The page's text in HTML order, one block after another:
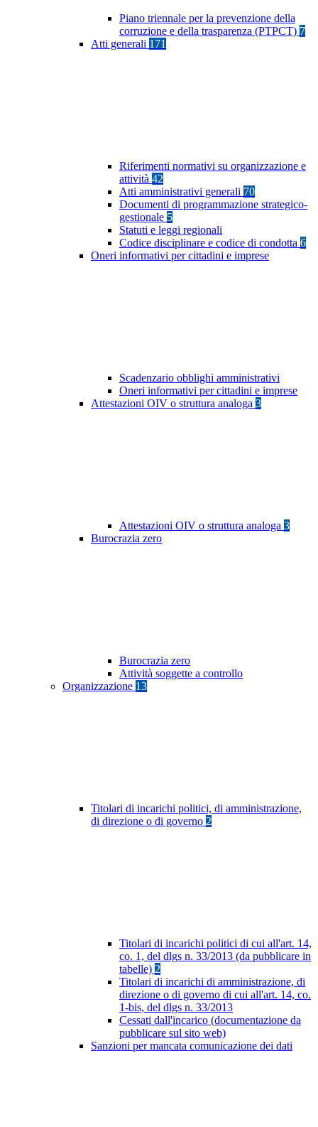
Piano triennale per la prevenzione della
corruzione e della trasparenza (PTPCT) 7
Atti generali 171
Riferimenti normativi su organizzazione e
attività 42
Atti amministrativi generali 70
Documenti di programmazione strategico-
gestionale 5
Statuti e leggi regionali
Codice disciplinare e codice di condotta 6
Oneri informativi per cittadini e imprese
Scadenzario obblighi amministrativi
Oneri informativi per cittadini e imprese
Attestazioni OIV o struttura analoga 3
Attestazioni OIV o struttura analoga 3
Burocrazia zero
Burocrazia zero
Attività soggette a controllo
Organizzazione 13
Titolari di incarichi politici, di amministrazione,
di direzione o di governo 2
Titolari di incarichi politici di cui all'art. 14,
co. 1, del dlgs n. 33/2013 (da pubblicare in
tabelle) 2
Titolari di incarichi di amministrazione, di
direzione o di governo di cui all'art. 14, co.
1-bis, del dlgs n. 33/2013
Cessati dall'incarico (documentazione da
pubblicare sul sito web)
Sanzioni per mancata comunicazione dei dati